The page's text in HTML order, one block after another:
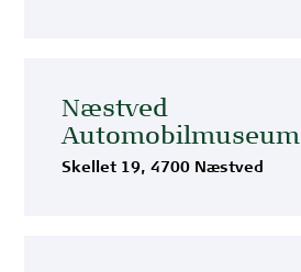
Næstved
Automobilmuseum
Skellet 19, 4700 Næstved